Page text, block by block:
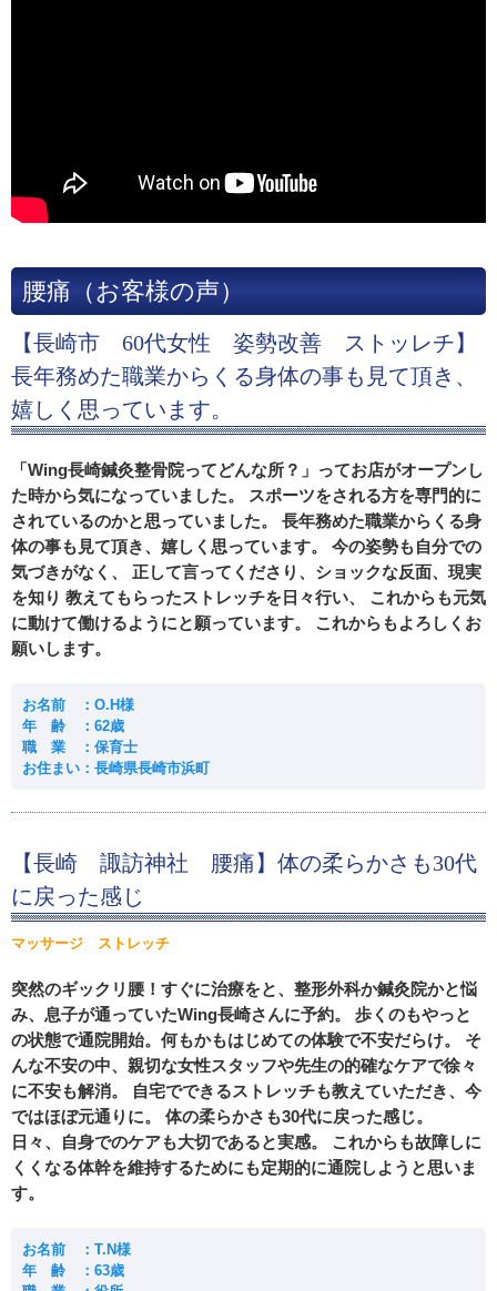
腰痛（お客様の声）
【長崎市 60代女性 姿勢改善 ストッレチ】
長年務めた職業からくる身体の事も見て頂き、
嬉しく思っています。
「Wing長崎鍼灸整骨院ってどんな所？」ってお店がオープンし
た時から気になっていました。 スポーツをされる方を専門的に
されているのかと思っていました。 長年務めた職業からくる身
体の事も見て頂き、嬉しく思っています。 今の姿勢も自分での
気づきがなく、 正して言ってくださり、ショックな反面、現実
を知り 教えてもらったストレッチを日々行い、 これからも元気
に動けて働けるようにと願っています。 これからもよろしくお
願いします。
お名前 ：O.H様
年 齢 ：62歳
職 業 ：保育士
お住まい：長崎県長崎市浜町
【長崎 諏訪神社 腰痛】体の柔らかさも30代
に戻った感じ
マッサージ ストレッチ
突然のギックリ腰！すぐに治療をと、整形外科か鍼灸院かと悩
み、息子が通っていたWing長崎さんに予約。 歩くのもやっと
の状態で通院開始。何もかもはじめての体験で不安だらけ。 そ
んな不安の中、親切な女性スタッフや先生の的確なケアで徐々
に不安も解消。 自宅でできるストレッチも教えていただき、今
ではほぼ元通りに。 体の柔らかさも30代に戻った感じ。
日々、自身でのケアも大切であると実感。 これからも故障しに
くくなる体幹を維持するためにも定期的に通院しようと思いま
す。
お名前 ：T.N様
年 齢 ：63歳